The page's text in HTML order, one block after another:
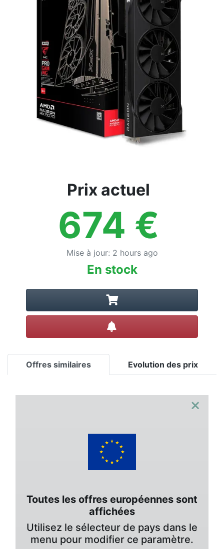
Prix actuel
674 €
Mise à jour: 2 hours ago
En stock
Offres similaires Evolution des prix
×
Toutes les offres européennes sont
affichées
Utilisez le sélecteur de pays dans le
menu pour modifier ce paramètre.